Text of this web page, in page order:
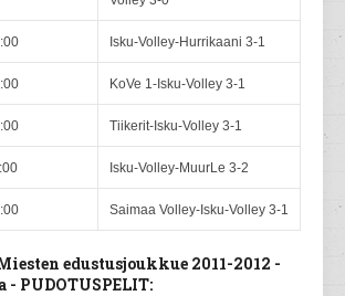
Isku-Volley-Hurrikaani 3-1
KoVe 1-Isku-Volley 3-1
Tiikerit-Isku-Volley 3-1
Isku-Volley-MuurLe 3-2
Saimaa Volley-Isku-Volley 3-1
edustusjoukkue 2011-2012 -
PUDOTUSPELIT: